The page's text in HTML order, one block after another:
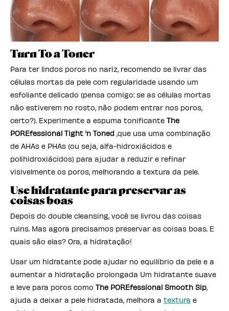
Turn To a Toner
Para ter lindos poros no nariz, recomendo se livrar das
células mortas da pele com regularidade usando um
esfoliante delicado (pensa comigo: se as células mortas
não estiverem no rosto, não podem entrar nos poros,
certo?). Experimente a espuma tonificante The
POREfessional Tight ’n Toned ,que usa uma combinação
de AHAs e PHAs (ou seja, alfa-hidroxiácidos e
polihidroxiácidos) para ajudar a reduzir e refinar
visivelmente os poros, melhorando a textura da pele.
Use hidratante para preservar as
coisas boas
Depois do double cleansing, você se livrou das coisas
ruins. Mas agora precisamos preservar as coisas boas. E
quais são elas? Ora, a hidratação!
Usar um hidratante pode ajudar no equilíbrio da pele e a
aumentar a hidratação prolongada Um hidratante suave
e leve para poros como The POREfessional Smooth Sip,
ajuda a deixar a pele hidratada, melhora a textura e